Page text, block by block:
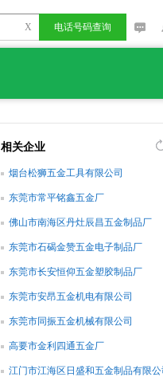
X 电话号码查询
相关企业
烟台松狮五金工具有限公司
东莞市常平铭鑫五金厂
佛山市南海区丹灶辰昌五金制品厂
东莞市石碣金赞五金电子制品厂
东莞市长安恒仰五金塑胶制品厂
东莞市安昂五金机电有限公司
东莞市同振五金机械有限公司
高要市金利四通五金厂
江门市江海区日盛和五金制品有限公